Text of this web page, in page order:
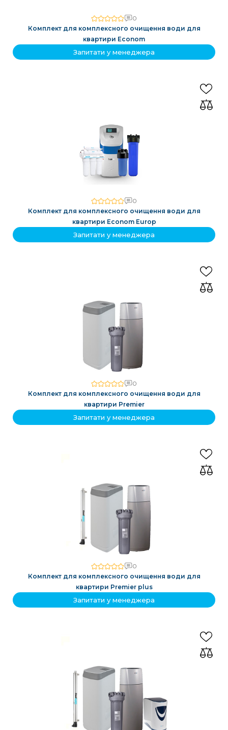
0
Комплект для комплексного очищення води для
квартири Econom
Запитати у менеджера
0
Комплект для комплексного очищення води для
квартири Econom Europ
Запитати у менеджера
0
Комплект для комплексного очищення води для
квартири Premier
Запитати у менеджера
0
Комплект для комплексного очищення води для
квартири Premier plus
Запитати у менеджера